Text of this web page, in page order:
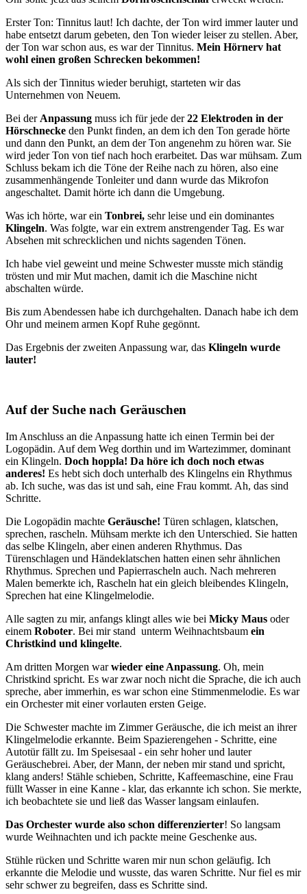
Erster Ton: Tinnitus laut! Ich dachte, der Ton wird immer lauter und
habe entsetzt darum gebeten, den Ton wieder leiser zu stellen. Aber,
der Ton war schon aus, es war der Tinnitus. Mein Hörnerv hat
wohl einen großen Schrecken bekommen!
Als sich der Tinnitus wieder beruhigt, starteten wir das
Unternehmen von Neuem.
Bei der Anpassung muss ich für jede der22 Elektroden in der
Hörschnecke den Punkt finden, an dem ich den Ton gerade hörte
und dann den Punkt, an dem der Ton angenehm zu hören war. Sie
wird jeder Ton von tief nach hoch erarbeitet. Das war mühsam. Zum
Schluss bekam ich die Töne der Reihe nach zu hören, also eine
zusammenhängende Tonleiter und dann wurde das Mikrofon
angeschaltet. Damit hörte ich dann die Umgebung.
Was ich hörte, war ein Tonbrei, sehr leise und ein dominantes
Klingeln. Was folgte, war ein extrem anstrengender Tag. Es war
Absehen mit schrecklichen und nichts sagenden Tönen.
Ich habe viel geweint und meine Schwester musste mich ständig
trösten und mir Mut machen, damit ich die Maschine nicht
abschalten würde.
Bis zum Abendessen habe ich durchgehalten. Danach habe ich dem
Ohr und meinem armen Kopf Ruhe gegönnt.
Das Ergebnis der zweiten Anpassung war, das Klingeln wurde
lauter!
Auf der Suche nach Geräuschen
Im Anschluss an die Anpassung hatte ich einen Termin bei der
Logopädin. Auf dem Weg dorthin und im Wartezimmer, dominant
ein Klingeln. Doch hoppla! Da höre ich doch noch etwas
anderes! Es hebt sich doch unterhalb des Klingelns ein Rhythmus
ab. Ich suche, was das ist und sah, eine Frau kommt. Ah, das sind
Schritte.
Die Logopädin machte Geräusche! Türen schlagen, klatschen,
sprechen, rascheln. Mühsam merkte ich den Unterschied. Sie hatten
das selbe Klingeln, aber einen anderen Rhythmus. Das
Türenschlagen und Händeklatschen hatten einen sehr ähnlichen
Rhythmus. Sprechen und Papierrascheln auch. Nach mehreren
Malen bemerkte ich, Rascheln hat ein gleich bleibendes Klingeln,
Sprechen hat eine Klingelmelodie.
Alle sagten zu mir, anfangs klingt alles wie bei Micky Maus oder
einem Roboter. Bei mir stand unterm Weihnachtsbaum ein
Christkind und klingelte.
Am dritten Morgen warwieder eine Anpassung. Oh, mein
Christkind spricht. Es war zwar noch nicht die Sprache, die ich auch
spreche, aber immerhin, es war schon eine Stimmenmelodie. Es war
ein Orchester mit einer vorlauten ersten Geige.
Die Schwester machte im Zimmer Geräusche, die ich meist an ihrer
Klingelmelodie erkannte. Beim Spazierengehen - Schritte, eine
Autotür fällt zu. Im Speisesaal - ein sehr hoher und lauter
Geräuschebrei. Aber, der Mann, der neben mir stand und spricht,
klang anders! Stähle schieben, Schritte, Kaffeemaschine, eine Frau
füllt Wasser in eine Kanne - klar, das erkannte ich schon. Sie merkte,
ich beobachtete sie und ließ das Wasser langsam einlaufen.
Das Orchester wurde also schon differenzierter! So langsam
wurde Weihnachten und ich packte meine Geschenke aus.
Stühle rücken und Schritte waren mir nun schon geläufig. Ich
erkannte die Melodie und wusste, das waren Schritte. Nur fiel es mir
sehr schwer zu begreifen, dass es Schritte sind.